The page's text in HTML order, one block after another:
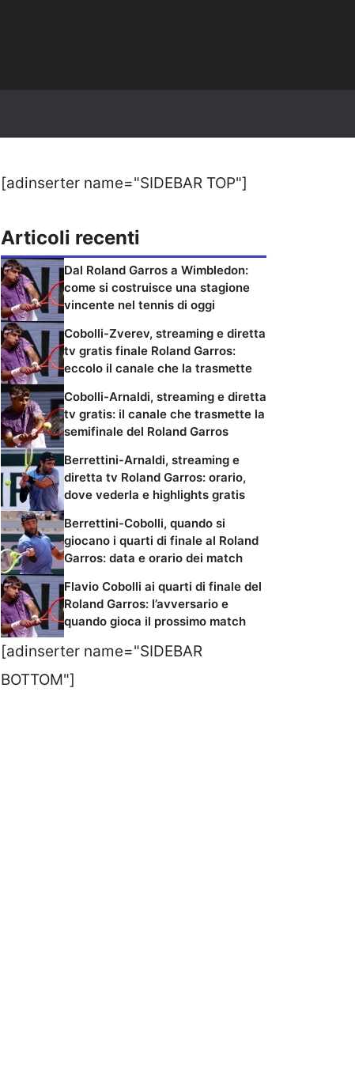
[adinserter name="SIDEBAR TOP"]
Articoli recenti
Dal Roland Garros a Wimbledon:
come si costruisce una stagione
vincente nel tennis di oggi
Cobolli-Zverev, streaming e diretta
tv gratis finale Roland Garros:
eccolo il canale che la trasmette
Cobolli-Arnaldi, streaming e diretta
tv gratis: il canale che trasmette la
semifinale del Roland Garros
Berrettini-Arnaldi, streaming e
diretta tv Roland Garros: orario,
dove vederla e highlights gratis
Berrettini-Cobolli, quando si
giocano i quarti di finale al Roland
Garros: data e orario dei match
Flavio Cobolli ai quarti di finale del
Roland Garros: l’avversario e
quando gioca il prossimo match
[adinserter name="SIDEBAR
BOTTOM"]